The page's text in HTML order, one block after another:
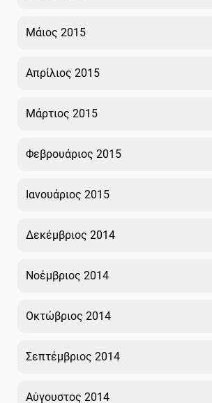
Μάιος 2015
Απρίλιος 2015
Μάρτιος 2015
Φεβρουάριος 2015
Ιανουάριος 2015
Δεκέμβριος 2014
Νοέμβριος 2014
Οκτώβριος 2014
Σεπτέμβριος 2014
Αύγουστος 2014